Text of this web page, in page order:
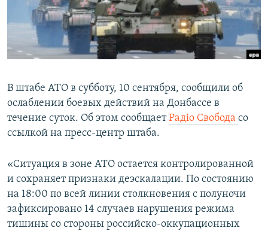
ПОБЕДИТЕЛЕЙ НЕ СУДЯТ?
КРЫМ.НЕПОКОРЕННЫЙ
ELIFBE
ПРИСОЕДИНЯЙТЕСЬ!
Все сайты RFE/RL
В штабе АТО в субботу, 10 сентября, сообщили об
ослаблении боевых действий на Донбассе в
течение суток. Об этом сообщаетРадіо Свобода со
ссылкой на пресс-центр штаба.
«Ситуация в зоне АТО остается контролированной
и сохраняет признаки деэскалации. По состоянию
на 18:00 по всей линии столкновения с полуночи
зафиксировано 14 случаев нарушения режима
тишины со стороны российско-оккупационных